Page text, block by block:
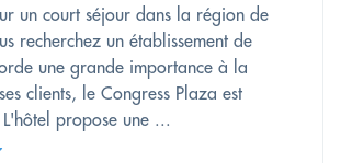
un court séjour dans la région de
recherchez un établissement de
une grande importance à la
clients, le Congress Plaza est
propose une ...